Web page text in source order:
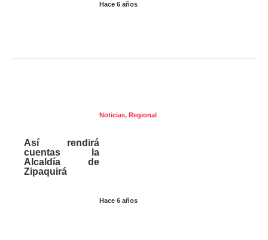
Hace 6 años
Noticias, Regional
Hace 6 años
Así rendirá
cuentas la
Alcaldía de
Zipaquirá